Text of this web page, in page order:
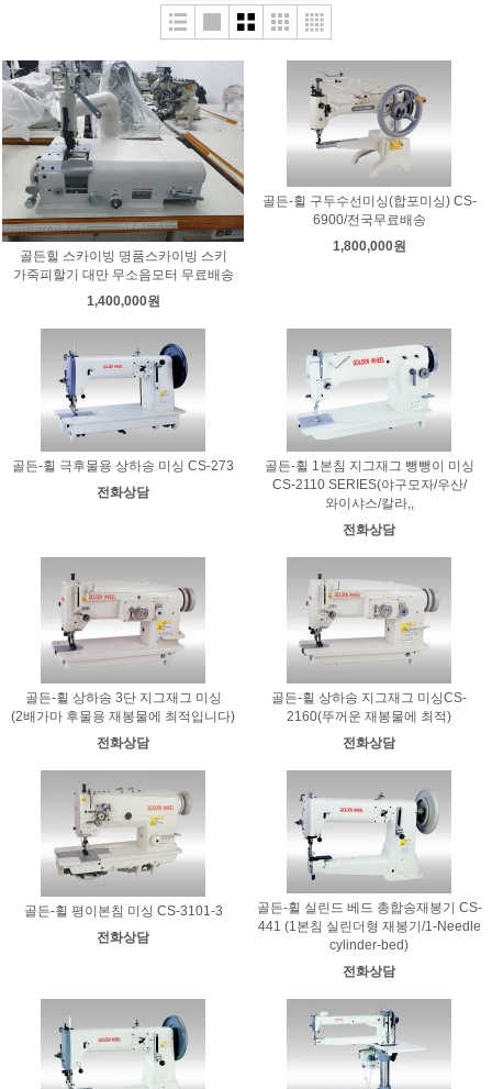
골든힐 스카이빙 명품스카이빙 스키
가죽피할기 대만 무소음모터 무료배송
1,400,000원
골든-휠 구두수선미싱(합포미싱) CS-
6900/전국무료배송
1,800,000원
골든-휠 극후물용 상하송 미싱 CS-273
전화상담
골든-휠 1본침 지그재그 뺑뺑이 미싱
CS-2110 SERIES(야구모자/우산/
와이샤스/칼라,,
전화상담
골든-휠 상하송 3단 지그재그 미싱
(2배가마 후물용 재봉물에 최적입니다)
전화상담
골든-휠 상하송 지그재그 미싱CS-
2160(뚜꺼운 재봉물에 최적)
전화상담
골든-휠 평이본침 미싱 CS-3101-3
전화상담
골든-휠 실린드 베드 총합송재봉기 CS-
441 (1본침 실린더형 재봉기/1-Needle
cylinder-bed)
전화상담